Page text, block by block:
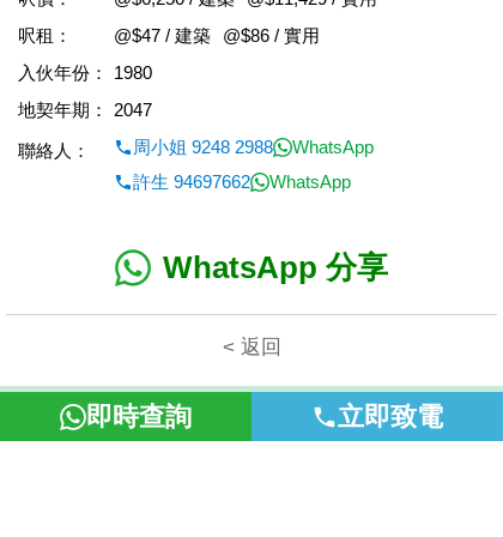
呎租：
@$47 / 建築
@$86 / 實用
入伙年份：
1980
地契年期：
2047
聯絡人：
周小姐 9248 2988
WhatsApp
許生 94697662
WhatsApp
WhatsApp 分享
< 返回
即時查詢 立即致電
本網頁所提供資料僅作參考用途。若因錯漏而引致任何不便或損
失，富裕地產概不負責。